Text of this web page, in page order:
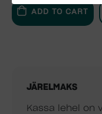
ADD TO CART
JÄRELMAKS
Kassa lehel on